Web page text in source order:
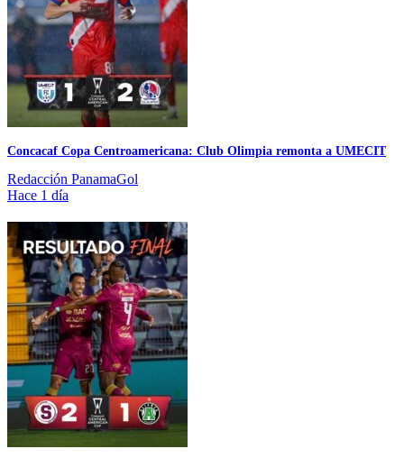
Concacaf Copa Centroamericana: Club Olimpia remonta a UMECIT
Redacción PanamaGol
Hace 1 día